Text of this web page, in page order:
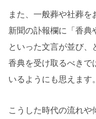
また、一般葬や社葬を
新聞の訃報欄に「香典
といった文言が並び、
香典を受け取るべきで
いるようにも思えます。
こうした時代の流れや